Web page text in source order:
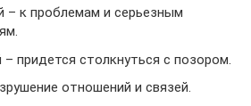
– к проблемам и серьезным
придется столкнуться с позором.
отношений и связей.